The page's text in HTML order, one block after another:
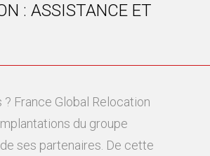
: ASSISTANCE ET
? France Global Relocation
du groupe
ses partenaires. De cette